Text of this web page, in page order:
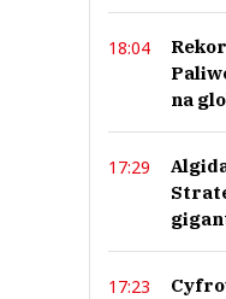
Nie
Zostaw
18:04
na
17:29
17:23